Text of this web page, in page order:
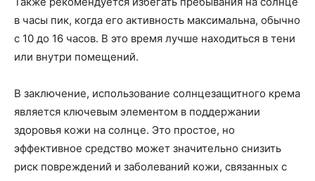
в часы пик, когда его активность максимальна, обычно
с 10 до 16 часов. В это время лучше находиться в тени
или внутри помещений.
В заключение, использование солнцезащитного крема
является ключевым элементом в поддержании
здоровья кожи на солнце. Это простое, но
эффективное средство может значительно снизить
риск повреждений и заболеваний кожи, связанных с